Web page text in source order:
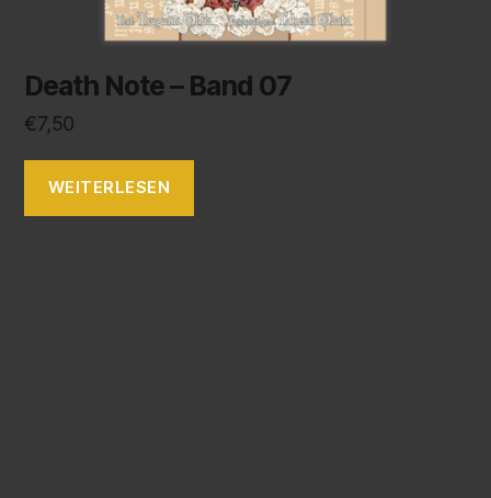
Death Note – Band 07
€7,50
WEITERLESEN